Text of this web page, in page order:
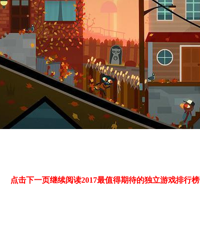
点击下一页继续阅读2017最值得期待的独立游戏排行榜